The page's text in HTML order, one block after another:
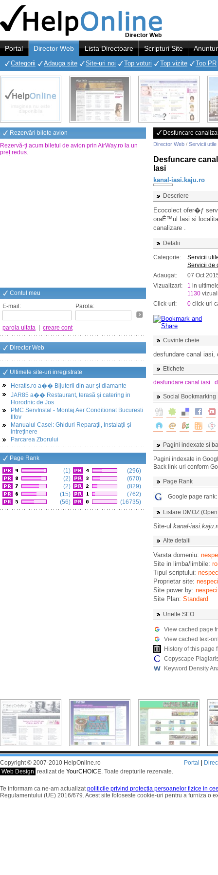
Director Web
Portal Director Web Lista Directoare Scripturi Site
Categorii Adauga site Site-uri noi Top voturi Top vizite Top PR
Rezervări bilete avion
Rezervă-ți acum biletul de avion prin AirWay.ro la un
preț redus.
Contul meu
E-mail:
Parola:
parola uitata creare cont
Director Web
Ultimele site-uri inregistrate
Heratis.ro a�� Bijuterii din aur și diamante
JAR85 a�� Restaurant, terasă și catering in
Horodnic de Jos
PMC ServInstal - Montaj Aer Conditionat Bucuresti
Ilfov
Manualul Casei: Ghiduri Reparații, Instalații și
intreținere
Parcarea Zborului
Page Rank
(1)
(2)
(2)
(15)
(56)
(296)
(670)
(829)
(762)
(16735)
Desfuncare
Director Web / Servicii utile
Desfuncare
Iasi
kanal-iasi.kaju.ro
Descriere
Ecocolect ofer�ƒ
oraÈ™ul Iasi si
canalizare .
Detalii
Categorie:
Servicii
Servicii de
Adaugat:
07 Oct
Vizualizari:
1 in
1130
Click-uri:
0 click-uri
Cuvinte cheie
desfundare canal iasi,
Etichete
desfundare canal iasi
Social Bookmarking
Pagini indexate si
Pagini indexate in
Back link-uri conform
Page Rank
Google page rank:
Listare DMOZ
Site-ul kanal-
Alte detalii
Varsta domeniu:
Site in limba/limbile: ro
Tipul scriptului:
Proprietar site:
Site power by:
Site Plan: Standard
Unelte SEO
View cached page
View cached text-
History of this page
Copyscape
Keyword Density
Copyright © 2007-2010 HelpOnline.ro
Web Design realizat de YourCHOICE. Toate drepturile rezervate.
Portal
Te informam ca ne-am actualizatpoliticile privind protectia persoanelor fizice in
Regulamentului (UE) 2016/679. Acest site foloseste cookie-uri pentru a furniza o